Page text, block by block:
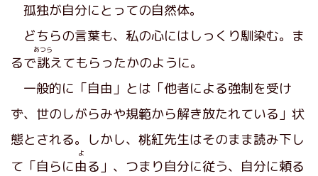
孤独が自分にとっての自然体。
どちらの言葉も、私の心にはしっくり馴染む。ま
るで誂
あつら
えてもらったかのように。
一般的に「自由」とは「他者による強制を受け
ず、世のしがらみや規範から解き放たれている」状
態とされる。しかし、桃紅先生はそのまま読み下し
て「自らに由
よ
る」、つまり自分に従う、自分に頼る